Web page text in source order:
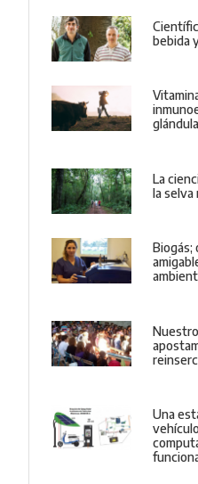
bebida
La
la selva
Biogás;
Una